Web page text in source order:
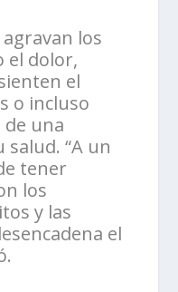
los
el dolor,
el
o incluso
de una
salud. “A un
tener
los
y las
el